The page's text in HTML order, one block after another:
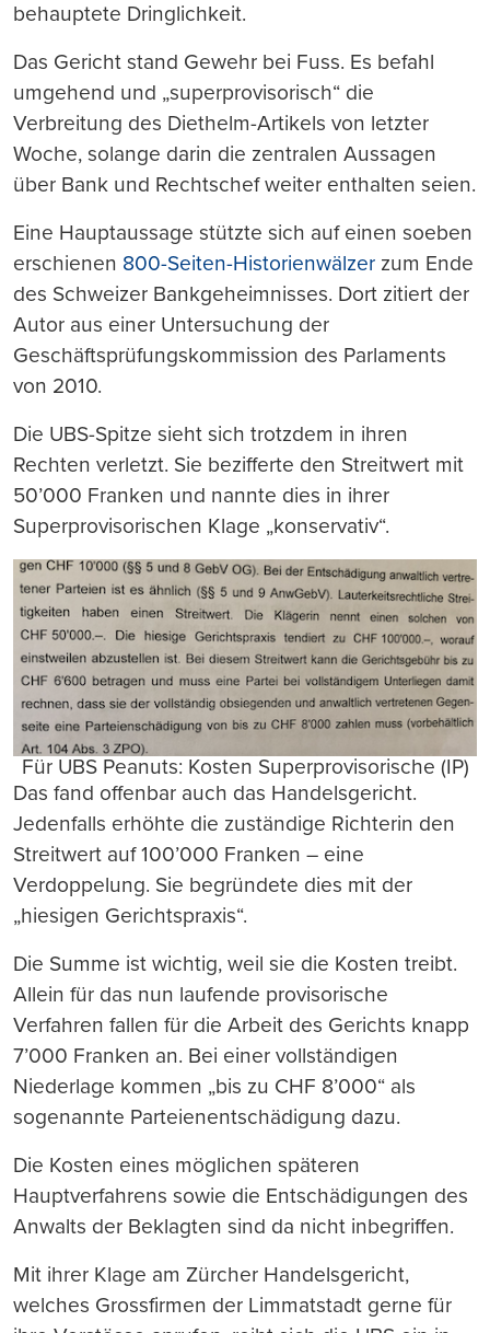
behauptete Dringlichkeit.
Das Gericht stand Gewehr bei Fuss. Es befahl
umgehend und „superprovisorisch“ die
Verbreitung des Diethelm-Artikels von letzter
Woche, solange darin die zentralen Aussagen
über Bank und Rechtschef weiter enthalten seien.
Eine Hauptaussage stützte sich auf einen soeben
erschienen 800-Seiten-Historienwälzer zum Ende
des Schweizer Bankgeheimnisses. Dort zitiert der
Autor aus einer Untersuchung der
Geschäftsprüfungskommission des Parlaments
von 2010.
Die UBS-Spitze sieht sich trotzdem in ihren
Rechten verletzt. Sie bezifferte den Streitwert mit
50’000 Franken und nannte dies in ihrer
Superprovisorischen Klage „konservativ“.
Für UBS Peanuts: Kosten Superprovisorische (IP)
Das fand offenbar auch das Handelsgericht.
Jedenfalls erhöhte die zuständige Richterin den
Streitwert auf 100’000 Franken – eine
Verdoppelung. Sie begründete dies mit der
„hiesigen Gerichtspraxis“.
Die Summe ist wichtig, weil sie die Kosten treibt.
Allein für das nun laufende provisorische
Verfahren fallen für die Arbeit des Gerichts knapp
7’000 Franken an. Bei einer vollständigen
Niederlage kommen „bis zu CHF 8’000“ als
sogenannte Parteienentschädigung dazu.
Die Kosten eines möglichen späteren
Hauptverfahrens sowie die Entschädigungen des
Anwalts der Beklagten sind da nicht inbegriffen.
Mit ihrer Klage am Zürcher Handelsgericht,
welches Grossfirmen der Limmatstadt gerne für